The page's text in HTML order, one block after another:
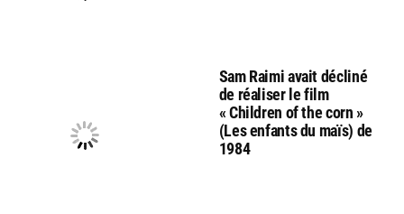
Sam Raimi avait décliné
de réaliser le film
« Children of the corn »
(Les enfants du maïs) de
1984